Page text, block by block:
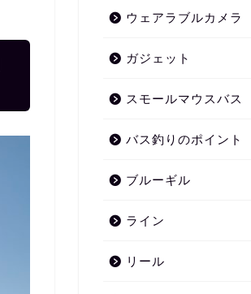
ウェアラブルカメラ
ガジェット
スモールマウスバス
バス釣りのポイント
ブルーギル
ライン
リール